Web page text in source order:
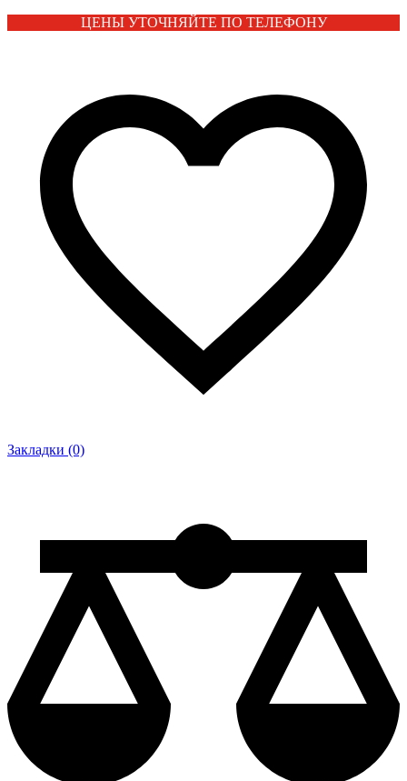
ЦЕНЫ УТОЧНЯЙТЕ ПО ТЕЛЕФОНУ
Закладки (0)